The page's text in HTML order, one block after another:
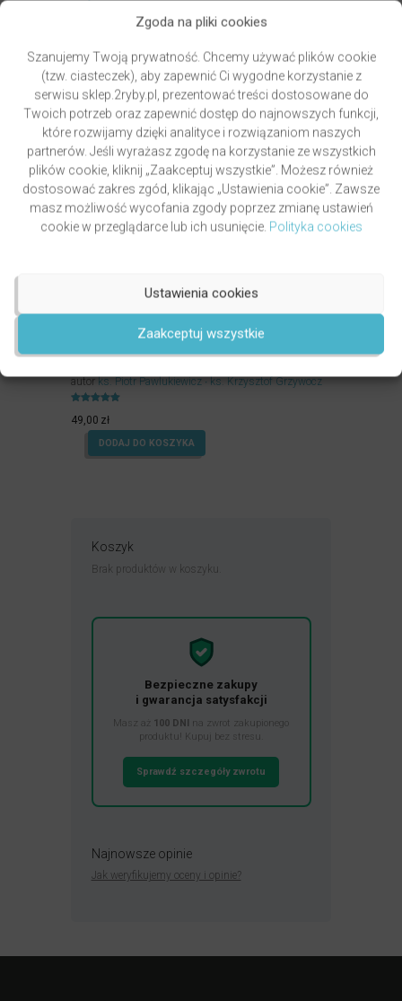
Zgoda na pliki cookies
Szanujemy Twoją prywatność. Chcemy używać plików cookie
(tzw. ciasteczek), aby zapewnić Ci wygodne korzystanie z
serwisu sklep.2ryby.pl, prezentować treści dostosowane do
Twoich potrzeb oraz zapewnić dostęp do najnowszych funkcji,
które rozwijamy dzięki analityce i rozwiązaniom naszych
partnerów. Jeśli wyrażasz zgodę na korzystanie ze wszystkich
plików cookie, kliknij „Zaakceptuj wszystkie”. Możesz również
dostosować zakres zgód, klikając „Ustawienia cookie”. Zawsze
masz możliwość wycofania zgody poprzez zmianę ustawień
cookie w przeglądarce lub ich usunięcie. Polityka cookies
Zaakceptuj wszystkie
Ustawienia cookies
DODAJ DO KOSZYKA
autorks. Piotr Pawlukiewicz ks. Krzysztof Grzywocz
5.00
na 5.
49,00 zł
DODAJ DO KOSZYKA
Koszyk
Brak produktów w koszyku.
Bezpieczne zakupy
i gwarancja satysfakcji
Masz aż 100 DNI na zwrot zakupionego
produktu! Kupuj bez stresu.
Sprawdź szczegóły zwrotu
Najnowsze opinie
Jak weryfikujemy oceny i opinie?